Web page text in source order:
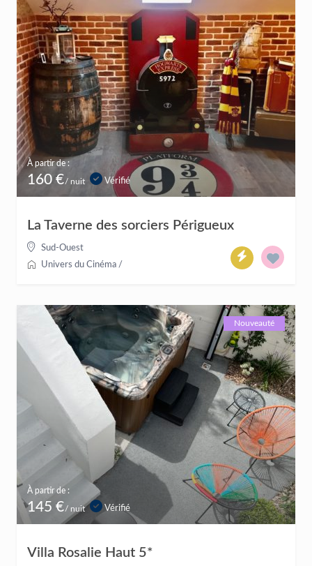
À partir de :
160 €/ nuit Vérifié
La Taverne des sorciers Périgueux
Sud-Ouest
Univers du Cinéma /
À partir de :
145 €/ nuit
Nouveauté
Vérifié
Villa Rosalie Haut 5*